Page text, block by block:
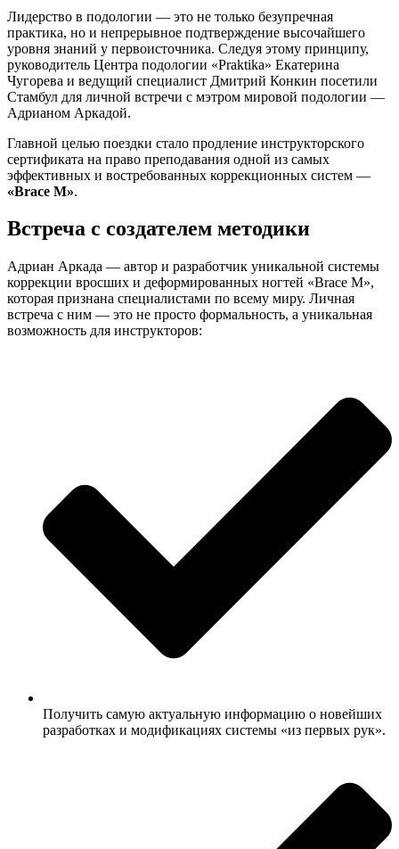
Лидерство в подологии — это не только безупречная
практика, но и непрерывное подтверждение высочайшего
уровня знаний у первоисточника. Следуя этому принципу,
руководитель Центра подологии «Praktika» Екатерина
Чугорева и ведущий специалист Дмитрий Конкин посетили
Стамбул для личной встречи с мэтром мировой подологии —
Адрианом Аркадой.
Главной целью поездки стало продление инструкторского
сертификата на право преподавания одной из самых
эффективных и востребованных коррекционных систем —
«Brace M».
Встреча с создателем методики
Адриан Аркада — автор и разработчик уникальной системы
коррекции вросших и деформированных ногтей «Brace M»,
которая признана специалистами по всему миру. Личная
встреча с ним — это не просто формальность, а уникальная
возможность для инструкторов:
Получить самую актуальную информацию о новейших
разработках и модификациях системы «из первых рук».